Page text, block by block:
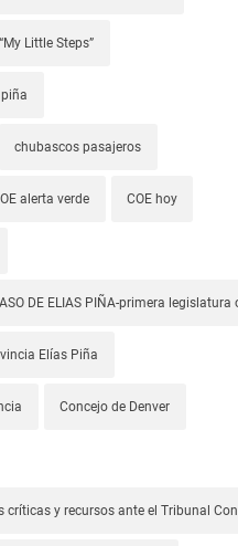
Little Steps”
chubascos pasajeros
alerta verde COE hoy
DE ELIAS PIÑA-primera legislatura
Elías Piña
Concejo de Denver
críticas y recursos ante el Tribunal